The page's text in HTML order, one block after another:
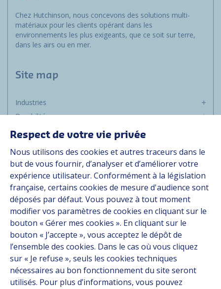
Chez Hutchinson, nous concevons des solutions multi-
matériaux pour les clients opérant dans les
environnements les plus exigeants, que ce soit sur terre,
dans les airs ou en mer.
Site map
Industries
Durabilité
Média
Groupe
Fournisseurs
Documentation
Contact
Follow us
LinkedIn
Instagram
Respect de votre vie privée
Nous utilisons des cookies et autres traceurs dans le
but de vous fournir, d’analyser et d’améliorer votre
expérience utilisateur. Conformément à la législation
française, certains cookies de mesure d'audience sont
déposés par défaut. Vous pouvez à tout moment
modifier vos paramètres de cookies en cliquant sur le
bouton « Gérer mes cookies ». En cliquant sur le
bouton « J’accepte », vous acceptez le dépôt de
l’ensemble des cookies. Dans le cas où vous cliquez
sur « Je refuse », seuls les cookies techniques
nécessaires au bon fonctionnement du site seront
utilisés. Pour plus d’informations, vous pouvez